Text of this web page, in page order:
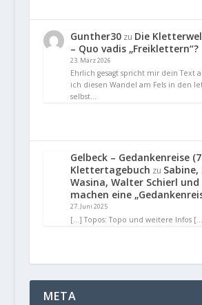
Gunther30zu Die
– Quo vadis „Freiklettern“?
23. März 2026
Ehrlich gesagt spricht mir dein Text
ich diesen Wandel am Fels in den
selbst…
Gelbeck – Gedankenreise
Klettertagebuch zu Sabine,
Wasina, Walter Schierl
machen eine
27. Juni 2025
[…] Topos: Topo und weitere Infos
META